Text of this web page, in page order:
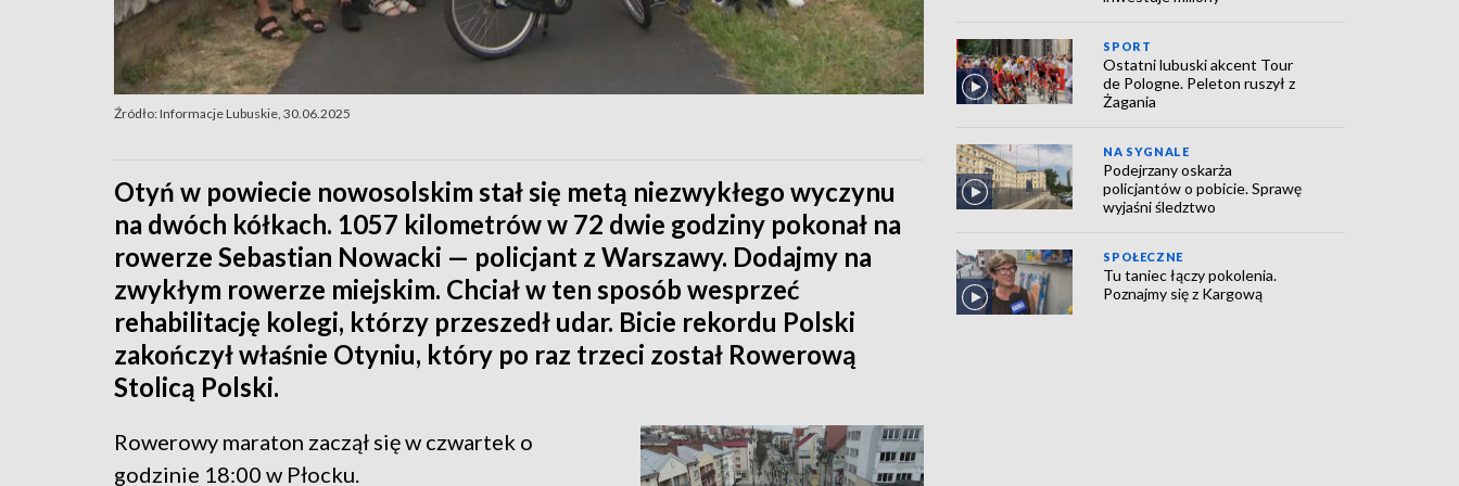
Źródło: Informacje Lubuskie, 30.06.2025
Otyń w powiecie nowosolskim stał się metą niezwykłego wyczynu
na dwóch kółkach. 1057 kilometrów w 72 dwie godziny pokonał na
rowerze Sebastian Nowacki — policjant z Warszawy. Dodajmy na
zwykłym rowerze miejskim. Chciał w ten sposób wesprzeć
rehabilitację kolegi, którzy przeszedł udar. Bicie rekordu Polski
zakończył właśnie Otyniu, który po raz trzeci został Rowerową
Stolicą Polski.
Rowerowy maraton zaczął się w czwartek o
godzinie 18:00 w Płocku.
SPORT
Ostatni lubuski akcent Tour
de Pologne. Peleton ruszył z
Żagania
NA SYGNALE
Podejrzany oskarża
policjantów o pobicie. Sprawę
wyjaśni śledztwo
SPOŁECZNE
Tu taniec łączy pokolenia.
Poznajmy się z Kargową